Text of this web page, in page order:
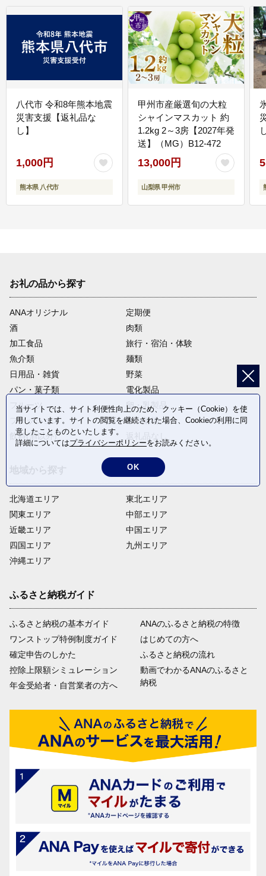
八代市 令和8年熊本地震
災害支援【返礼品な
し】
1,000円
熊本県 八代市
甲州市産厳選旬の大粒
シャインマスカット 約
1.2kg 2～3房【2027年発
送】（MG）B12-472
13,000円
山梨県 甲州市
お礼の品から探す
ANAオリジナル
定期便
酒
肉類
加工食品
旅行・宿泊・体験
魚介類
麺類
日用品・雑貨
野菜
パン・菓子類
電化製品
フルーツ
卵・乳製品
ファッション
米・穀物
飲料(酒以外)
北海道エリア
関東エリア
近畿エリア
四国エリア
沖縄エリア
東北エリア
中部エリア
中国エリア
九州エリア
ふるさと納税ガイド
ふるさと納税の基本ガイド
ワンストップ特例制度ガイド
確定申告のしかた
控除上限額シミュレーション
年金受給者・自営業者の方へ
ANAのふるさと納税の特徴
はじめての方へ
ふるさと納税の流れ
動画でわかるANAのふるさと
納税
当サイトでは、サイト利便性向上のため、クッキー（Cookie）を使
用しています。サイトの閲覧を継続された場合、Cookieの利用に同
意したことものといたします。
詳細についてはプライバシーポリシーをお読みください。
OK